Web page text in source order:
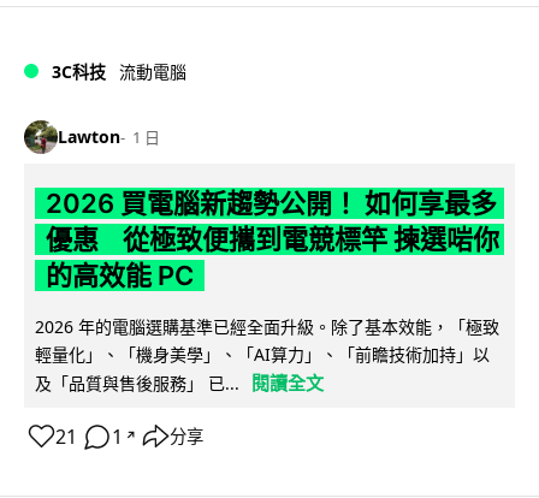
3C科技 流動電腦
Lawton 1 日
2026 買電腦新趨勢公開！ 如何享最多
優惠 從極致便攜到電競標竿 揀選啱你
的高效能 PC
2026 年的電腦選購基準已經全面升級。除了基本效能，「極致
輕量化」、「機身美學」、「AI算力」、「前瞻技術加持」以
及「品質與售後服務」 已...
閱讀全文
21 1 ↗ 分享